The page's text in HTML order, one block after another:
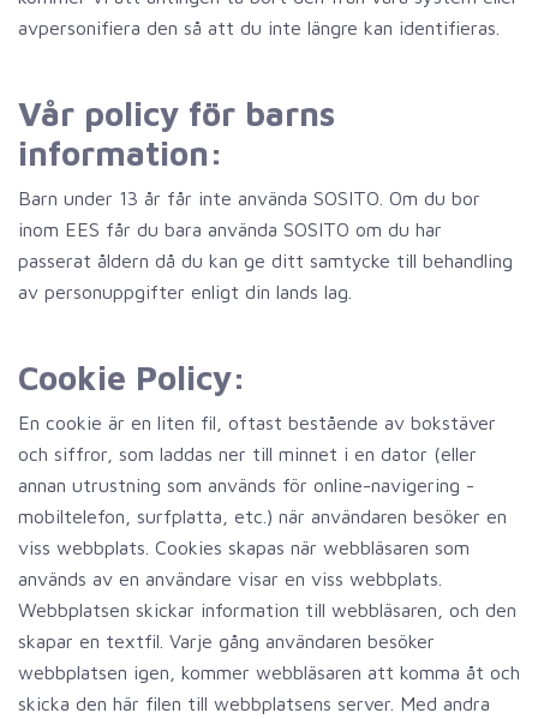
avpersonifiera den så att du inte längre kan identifieras.
Vår policy för barns
information:
Barn under 13 år får inte använda SOSITO. Om du bor
inom EES får du bara använda SOSITO om du har
passerat åldern då du kan ge ditt samtycke till behandling
av personuppgifter enligt din lands lag.
Cookie Policy:
En cookie är en liten fil, oftast bestående av bokstäver
och siffror, som laddas ner till minnet i en dator (eller
annan utrustning som används för online-navigering -
mobiltelefon, surfplatta, etc.) när användaren besöker en
viss webbplats. Cookies skapas när webbläsaren som
används av en användare visar en viss webbplats.
Webbplatsen skickar information till webbläsaren, och den
skapar en textfil. Varje gång användaren besöker
webbplatsen igen, kommer webbläsaren att komma åt och
skicka den här filen till webbplatsens server. Med andra